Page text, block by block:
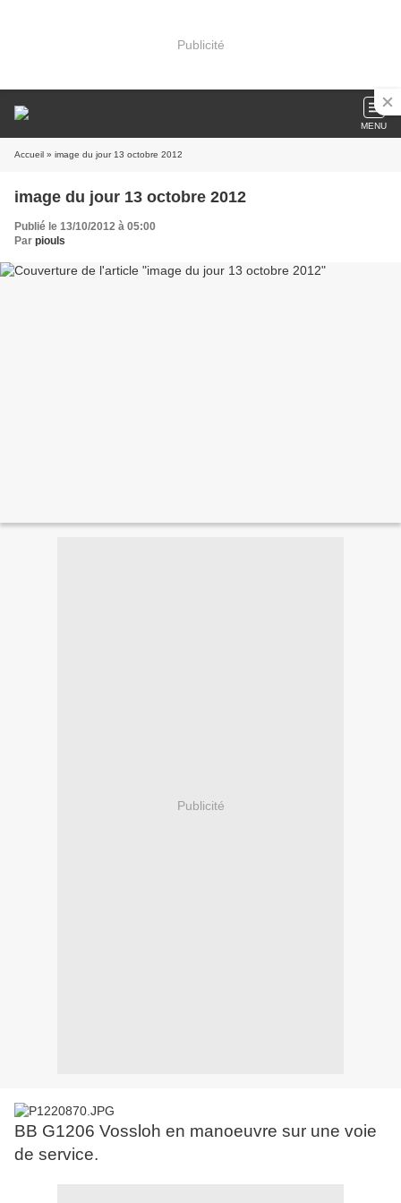
Publicité
MENU
Accueil » image du jour 13 octobre 2012
image du jour 13 octobre 2012
Publié le 13/10/2012 à 05:00
Par piouls
Publicité
BB G1206 Vossloh en manoeuvre sur une voie
de service.